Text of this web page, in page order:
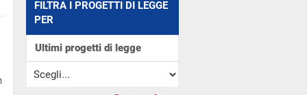
FILTRA I PROGETTI DI LEGGE
PER
Ultimi progetti di legge